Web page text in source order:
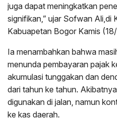
juga dapat meningkatkan
signifikan,” ujar Sofwan Ali,di
Kabuapetan Bogor Kamis
Ia menambahkan bahwa
menunda pembayaran pajak
akumulasi tunggakan dan
dari tahun ke tahun.
digunakan di jalan, namun
ke kas daerah.